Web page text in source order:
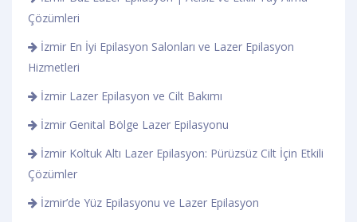
Çözümleri
İzmir En İyi Epilasyon Salonları ve Lazer Epilasyon
Hizmetleri
İzmir Lazer Epilasyon ve Cilt Bakımı
İzmir Genital Bölge Lazer Epilasyonu
İzmir Koltuk Altı Lazer Epilasyon: Pürüzsüz Cilt İçin Etkili
Çözümler
İzmir’de Yüz Epilasyonu ve Lazer Epilasyon